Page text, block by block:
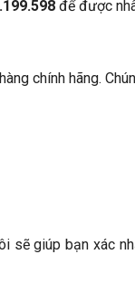
để được
chính hãng.
sẽ giúp bạn xác